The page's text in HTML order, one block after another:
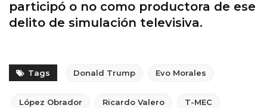
participó o no como productora de ese
delito de simulación televisiva.
Tags Donald Trump Evo Morales
López Obrador Ricardo Valero T-MEC